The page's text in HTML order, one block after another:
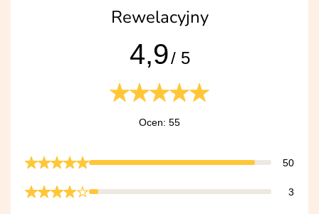
Rewelacyjny
4,9/ 5
Ocen: 55
50
3